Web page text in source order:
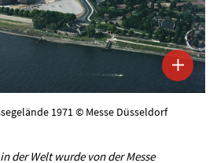
1971 © Messe Düsseldorf
der Welt wurde von der Messe